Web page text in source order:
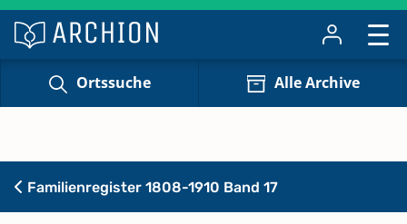
Ortssuche Alle Archive
Familienregister 1808-1910 Band 17